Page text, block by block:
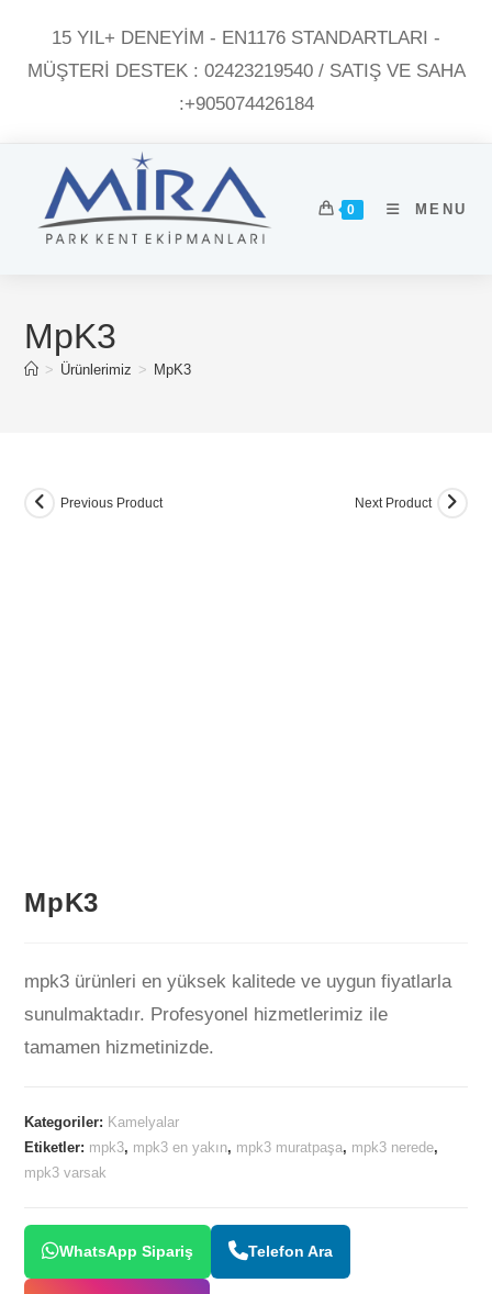
content
15 YIL+ DENEYİM - EN1176 STANDARTLARI -
MÜŞTERI DESTEK : 02423219540 / SATIŞ VE SAHA
:+905074426184
0 MENU
MpK3
> Ürünlerimiz > MpK3
Previous Product Next Product
MpK3
mpk3 ürünleri en yüksek kalitede ve uygun fiyatlarla
sunulmaktadır. Profesyonel hizmetlerimiz ile
tamamen hizmetinizde.
Kategoriler: Kamelyalar
Etiketler: mpk3, mpk3 en yakın, mpk3 muratpaşa, mpk3 nerede,
mpk3 varsak
WhatsApp Sipariş Telefon Ara